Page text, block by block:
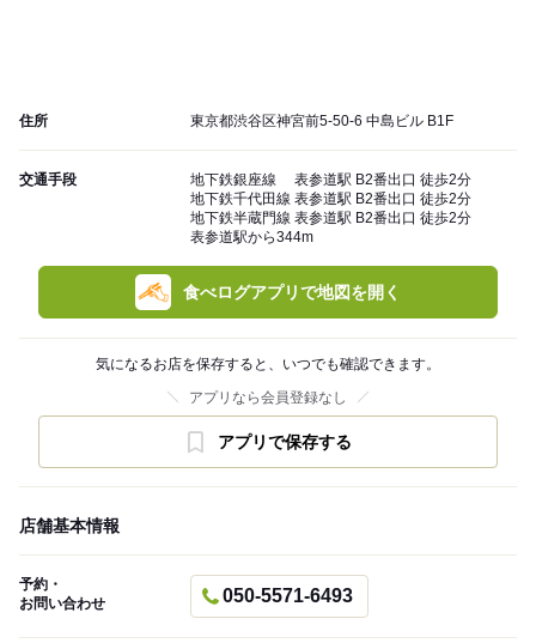
住所 東京都渋谷区神宮前5-50-6 中島ビル B1F
交通手段
地下鉄銀座線 表参道駅 B2番出口 徒歩2分
地下鉄千代田線 表参道駅 B2番出口 徒歩2分
地下鉄半蔵門線 表参道駅 B2番出口 徒歩2分
表参道駅から344m
食べログアプリで地図を開く
気になるお店を保存すると、いつでも確認できます。
アプリなら会員登録なし
アプリで保存する
店舗基本情報
予約・
お問い合わせ
050-5571-6493